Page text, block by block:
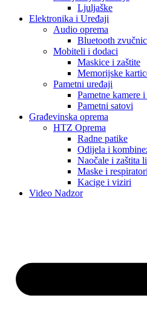
Ljuljaške
Elektronika i Uređaji
Audio oprema
Bluetooth
Mobiteli i dodaci
Maskice i zaštite
Memorijske
Pametni uređaji
Pametne kamere
Pametni satovi
Građevinska oprema
HTZ Oprema
Radne patike
Odijela i
Naočale i zaštita
Maske i respiratori
Kacige i viziri
Video Nadzor